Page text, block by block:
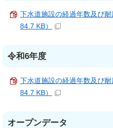
下水道施設の経過年数及び
84.7 KB）
令和6年度
下水道施設の経過年数及び
84.7 KB）
オープンデータ